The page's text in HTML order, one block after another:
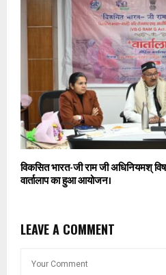
विकसित भारत-जी राम जी अधिनियमश्
वार्तालाप का हुआ आयोजन।
LEAVE A COMMENT